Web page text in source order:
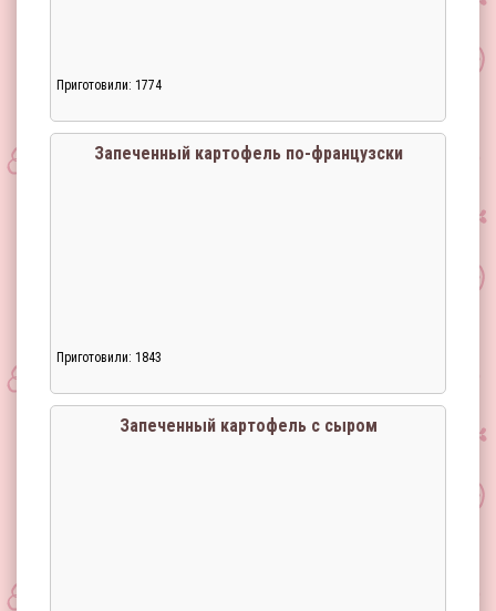
Приготовили: 1774
Запеченный картофель по-французски
Приготовили: 1843
Запеченный картофель с сыром